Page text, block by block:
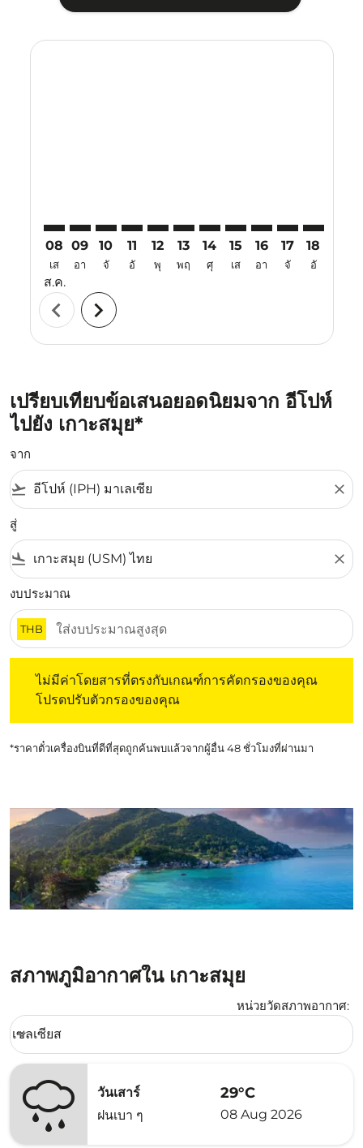
08
เส
ส.ค.
09
อา
10
จั
11
อั
12
พุ
13
พฤ
14
ศุ
15
เส
16
อา
17
จั
18
อั
chevron_left chevron_right
เปรียบเทียบข้อเสนอยอดนิยมจาก อีโปห์
ไปยัง เกาะสมุย*
จาก
flight_takeoff close
สู่
flight_land close
งบประมาณ
THB
ไม่มีค่าโดยสารที่ตรงกับเกณฑ์การคัดกรองของคุณ
โปรดปรับตัวกรองของคุณ
*ราคาตั๋วเครื่องบินที่ดีที่สุดถูกค้นพบแล้วจากผู้อื่น 48 ชั่วโมงที่ผ่านมา
สภาพภูมิอากาศใน เกาะสมุย
หน่วยวัดสภาพอากาศ:
Weather unit option เซลเซียส Selected
เซลเซียส
keyboard_arrow_down
วันเสาร์
ฝนเบา ๆ
29°C
08 Aug 2026